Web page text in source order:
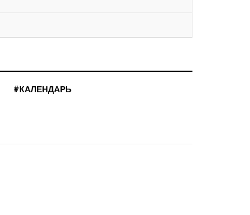
#КАЛЕНДАРЬ